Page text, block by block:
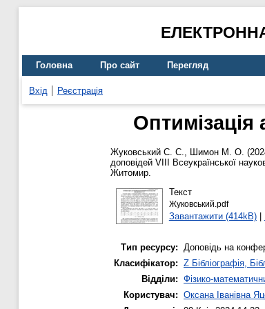
Головна Про сайт Перегляд
Вхід Реєстрація
Жуковський С. С., Шимон М. О.
доповідей VІІІ Всеукраїнської
Житомир.
Текст
Жуковський.pdf
Завантажити (414kB)|
Тип ресурсу: Доповідь на
Класифікатор: Z Бібліографія,
Відділи: Фізико-
Користувач: Оксана Іванівна